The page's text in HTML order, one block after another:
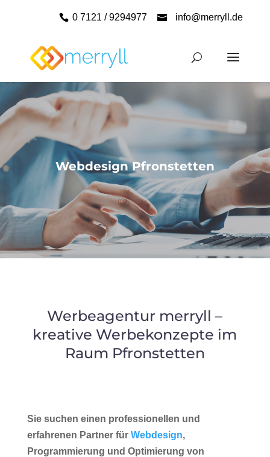
0 7121 / 9294977 info@merryll.de
Webdesign Pfronstetten
Werbeagentur merryll –
kreative Werbekonzepte im
Raum Pfronstetten
Sie suchen einen professionellen und
erfahrenen Partner für Webdesign,
Programmierung und Optimierung von